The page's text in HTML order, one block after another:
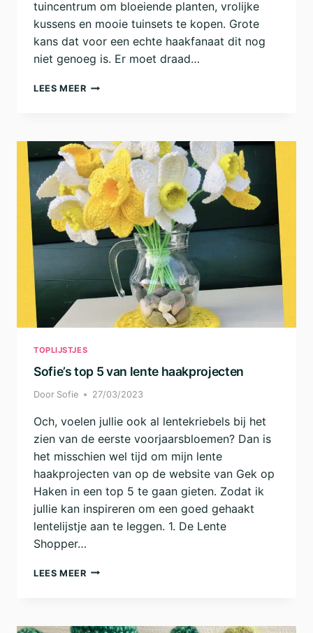
tuincentrum om bloeiende planten, vrolijke
kussens en mooie tuinsets te kopen. Grote
kans dat voor een echte haakfanaat dit nog
niet genoeg is. Er moet draad…
LEES MEERDE
TOPLIJSTJES
Sofie’s top 5 van lente haakprojecten
Door Sofie 27/03/2023
Och, voelen jullie ook al lentekriebels bij het
zien van de eerste voorjaarsbloemen? Dan is
het misschien wel tijd om mijn lente
haakprojecten van op de website van Gek op
Haken in een top 5 te gaan gieten. Zodat ik
jullie kan inspireren om een goed gehaakt
lentelijstje aan te leggen. 1. De Lente
Shopper…
LEES MEERSOFIE’S
LENTE